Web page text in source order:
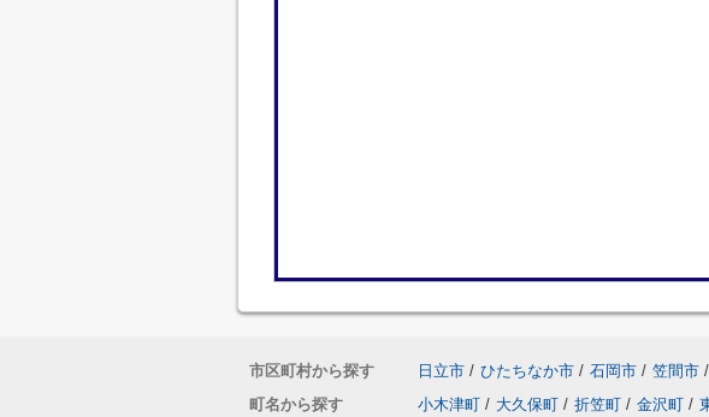
市区町村から探す 日立市 / ひたちなか市 / 石岡市 / 笠間市 /
町名から探す
小木津町 / 大久保町 / 折笠町 / 金沢町 /